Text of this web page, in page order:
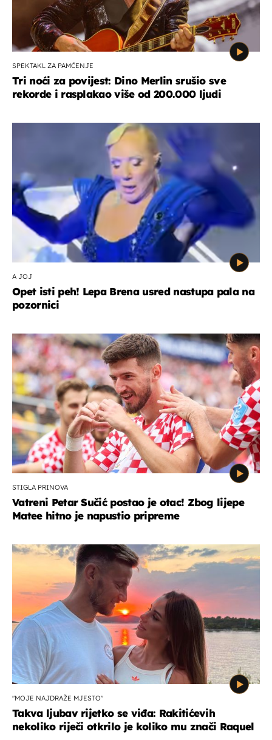
SPEKTAKL ZA PAMĆENJE
Tri noći za povijest: Dino Merlin srušio sve
rekorde i rasplakao više od 200.000 ljudi
A JOJ
Opet isti peh! Lepa Brena usred nastupa pala na
pozornici
STIGLA PRINOVA
Vatreni Petar Sučić postao je otac! Zbog lijepe
Matee hitno je napustio pripreme
"MOJE NAJDRAŽE MJESTO"
Takva ljubav rijetko se viđa: Rakitićevih
nekoliko riječi otkrilo je koliko mu znači Raquel